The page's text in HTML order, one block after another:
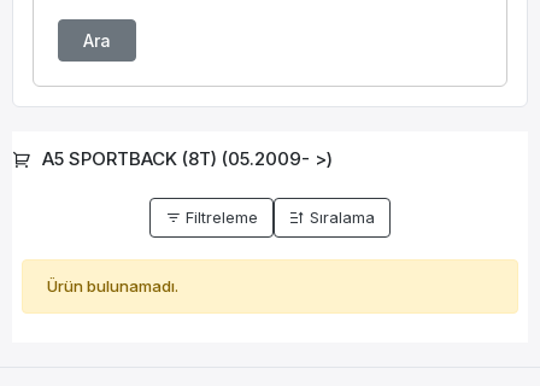
Ara
A5 SPORTBACK (8T) (05.2009- >)
Filtreleme Sıralama
Ürün bulunamadı.